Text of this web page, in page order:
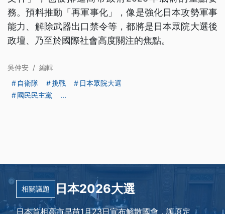
務。預料推動「再軍事化」，像是強化日本攻勢軍事
能力、解除武器出口禁令等，都將是日本眾院大選後
政壇、乃至於國際社會高度關注的焦點。
吳仲安 / 編輯
自衛隊
挑戰
日本眾院大選
國民民主黨
...
相關議題 日本2026大選
日本首相高市早苗1月23日宣布解散國會，讓原定